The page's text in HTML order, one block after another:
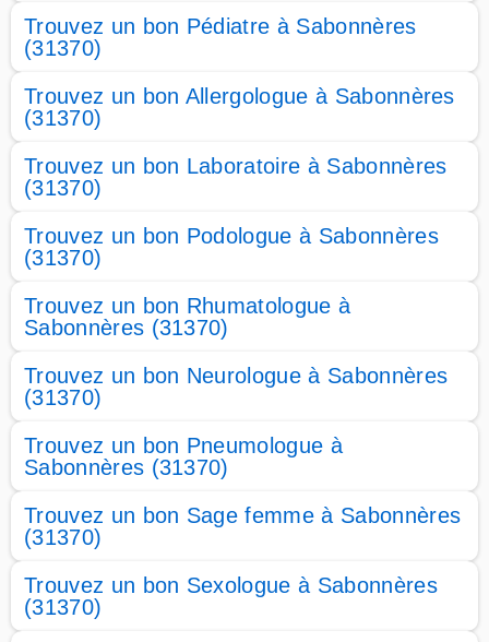
Trouvez un bon Pédiatre à Sabonnères
(31370)
Trouvez un bon Allergologue à Sabonnères
(31370)
Trouvez un bon Laboratoire à Sabonnères
(31370)
Trouvez un bon Podologue à Sabonnères
(31370)
Trouvez un bon Rhumatologue à
Sabonnères (31370)
Trouvez un bon Neurologue à Sabonnères
(31370)
Trouvez un bon Pneumologue à
Sabonnères (31370)
Trouvez un bon Sage femme à Sabonnères
(31370)
Trouvez un bon Sexologue à Sabonnères
(31370)